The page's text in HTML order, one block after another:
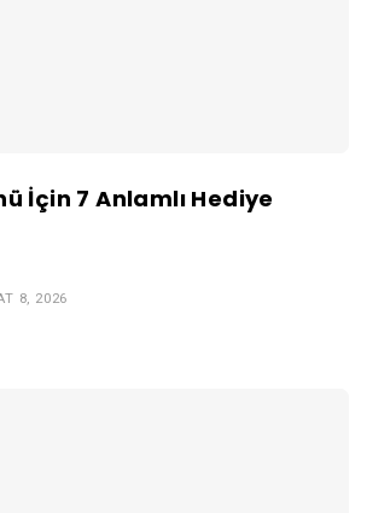
İçin 7 Anlamlı Hediye
8, 2026